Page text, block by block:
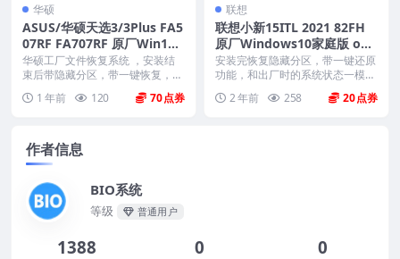
华硕
ASUS/华硕天选3/3Plus FA5
07RF FA707RF 原厂Win11
22H2专业版系统 工厂文件
带ASUS Recovery恢复
华硕工厂文件恢复系统 ，安装结
束后带隐藏分区，带一键恢复，以
1 年前 120 70
联想
联想小新15ITL 2021 82FH
原厂Windows10家庭版 oe
m系统镜像下载
安装完恢复隐藏分区，带一键还原
功能，和出厂时的系统状态一模一
2 年前 258 20
作者信息
BIO系统
等级 普通用户
1388 0 0